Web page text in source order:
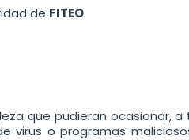
de FITEO.
que pudieran ocasionar,
virus o programas